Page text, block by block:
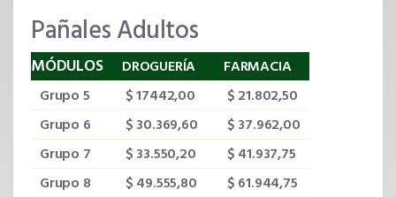
Pañales Adultos
MÓDULOS DROGUERÍA
FARMACIA
Grupo 5
$17442,00 $21.802,50
Grupo 6
$30.369,60 $37.962,00
Grupo 7
$33.550,20 $41.937,75
Grupo 8
$49.555,80 $61.944,75